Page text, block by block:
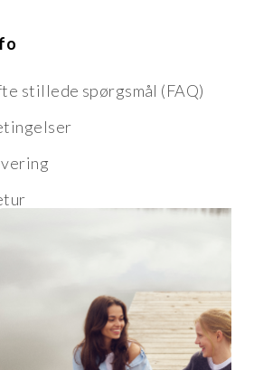
stillede spørgsmål (FAQ)
og vedligeholdelse